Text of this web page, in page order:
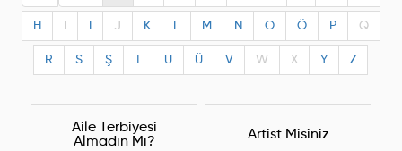
H J K L M N O Ö P Q
R S Ş U Ü V W X Y Z
Aile Terbiyesi
Almadın Mı?
Artist Misiniz